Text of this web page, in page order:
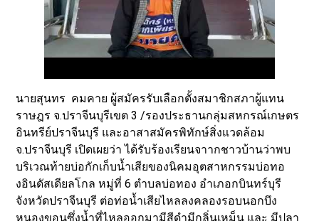
นายสุนทร คมคาย ผู้สมัครรับเลือกตั้งสมาชิกสภาผู้แทน
ราษฎร จ.ปราจีนบุรีเขต 3 /รองประธานกลุ่มสหกรณ์เกษตร
อินทรีย์ปราจีนบุรี และอาสาสมัครพิทักษ์สิ่งแวดล้อม
จ.ปราจีนบุรี เปิดเผยว่า ได้รับร้องเรียนจาากชาวบ้านว่าพบ
บริเวณท้ายบ่อกักเก็บน้ำเสียของนิคมอุตสาหกรรมบ่อทอ
งอินดัสเดียลโกล หมู่ที่ 6 ตำบลบ่อทอง อำเภอกบินทร์บุรี
จังหวัดปราจีนบุรี ต่อท่อน้ำเสียไหลลงคลองรอบนอกบึง
หนองขอนซึ่งน้ำที่ไหลออกมามีสีดำมีกลิ่นเหม็น และ มีปลา